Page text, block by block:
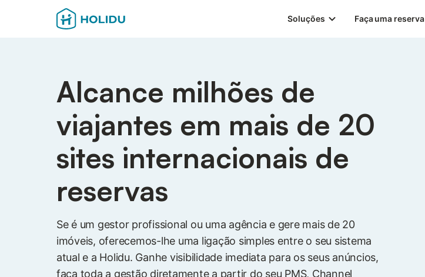
Soluções Faça uma reserva
Alcance milhões de
viajantes em mais de 20
sites internacionais de
reservas
Se é um gestor profissional ou uma agência e gere mais de 20
imóveis, oferecemos-lhe uma ligação simples entre o seu sistema
atual e a Holidu. Ganhe visibilidade imediata para os seus anúncios,
faça toda a gestão diretamente a partir do seu PMS, Channel